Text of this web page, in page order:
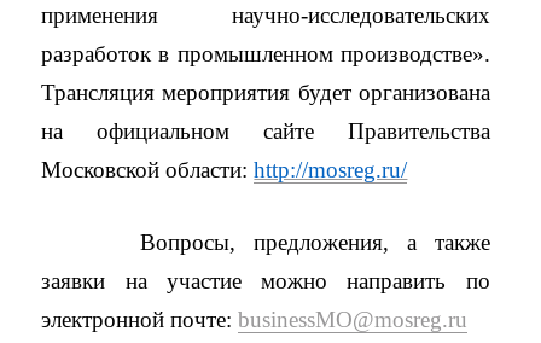
применения научно-исследовательских
разработок в промышленном производстве».
Трансляция мероприятия будет организована
на официальном сайте Правительства
Московской области:http://mosreg.ru/
Вопросы, предложения, а также
заявки на участие можно направить по
электронной почте:businessMO@mosreg.ru